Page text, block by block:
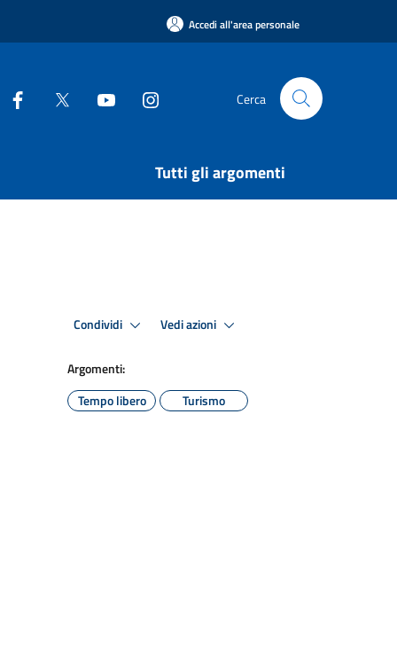
Accedi all'area personale
Cerca
Tutti gli argomenti
Condividi Vedi azioni
Argomenti:
Tempo libero
Turismo